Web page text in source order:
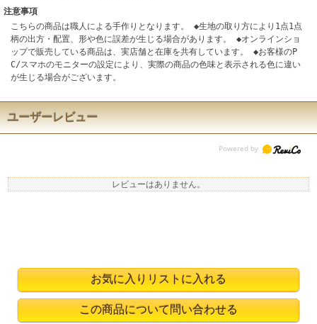
注意事項
こちらの商品は職人による手作りとなります。 ◆生地の取り方により1点1点
柄の出方・配置、形や色に誤差が生じる場合があります。 ◆オンラインショ
ップで販売している商品は、実店舗と在庫を共有しています。 ◆お客様のP
C/スマホのモニターの設定により、実際の商品の色味と表示される色に違い
が生じる場合がございます。
ユーザーレビュー
レビューはありません。